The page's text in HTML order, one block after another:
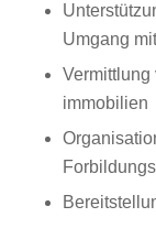
Umgang
Vermittlung
immobilien